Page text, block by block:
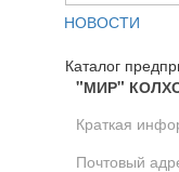
НОВОСТИ
Каталог
"МИР"
Краткая
Почтовый